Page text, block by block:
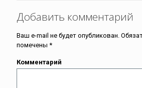
Добавить комментарий
Ваш e-mail не будет опубликован.
помечены *
Комментарий